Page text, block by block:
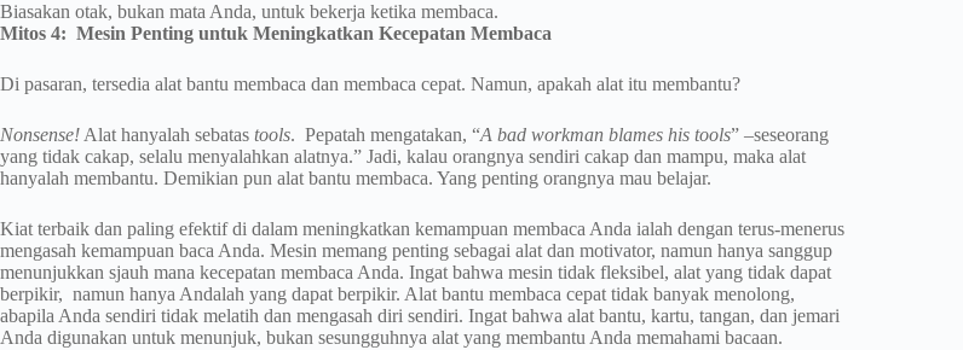
Biasakan otak, bukan mata Anda, untuk bekerja ketika membaca.
Mitos 4: Mesin Penting untuk Meningkatkan Kecepatan Membaca
Di pasaran, tersedia alat bantu membaca dan membaca cepat. Namun, apakah alat itu membantu?
Nonsense! Alat hanyalah sebatas tools. Pepatah mengatakan, “A bad workman blames his tools” –seseorang
yang tidak cakap, selalu menyalahkan alatnya.” Jadi, kalau orangnya sendiri cakap dan mampu, maka alat
hanyalah membantu. Demikian pun alat bantu membaca. Yang penting orangnya mau belajar.
Kiat terbaik dan paling efektif di dalam meningkatkan kemampuan membaca Anda ialah dengan terus-menerus
mengasah kemampuan baca Anda. Mesin memang penting sebagai alat dan motivator, namun hanya sanggup
menunjukkan sjauh mana kecepatan membaca Anda. Ingat bahwa mesin tidak fleksibel, alat yang tidak dapat
berpikir, namun hanya Andalah yang dapat berpikir. Alat bantu membaca cepat tidak banyak menolong,
abapila Anda sendiri tidak melatih dan mengasah diri sendiri. Ingat bahwa alat bantu, kartu, tangan, dan jemari
Anda digunakan untuk menunjuk, bukan sesungguhnya alat yang membantu Anda memahami bacaan.